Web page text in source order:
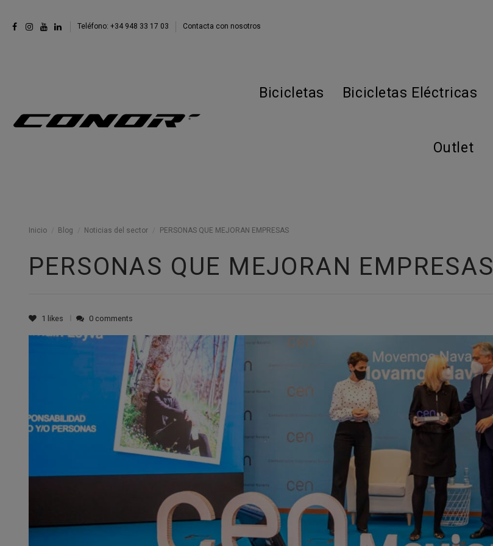
Teléfono: +34 948 33 17 03 Contacta con nosotros
Bicicletas Bicicletas Eléctricas
Outlet
Inicio Blog Noticias del sector PERSONAS QUE MEJORAN EMPRESAS
PERSONAS QUE MEJORAN EMPRESAS
1 likes 0 comments